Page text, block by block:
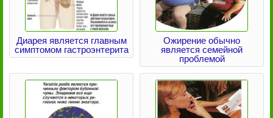
Диарея является главным
симптомом гастроэнтерита
Ожирение обычно
является семейной
проблемой